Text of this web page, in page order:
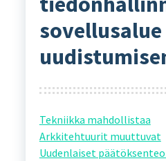
sovellusalue
Tekniikka mahdollistaa
Arkkitehtuurit muuttuvat
Uudenlaiset